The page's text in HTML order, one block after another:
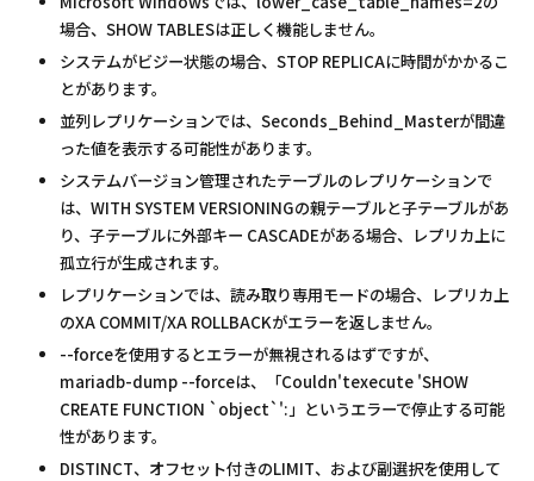
場合、SHOW TABLESは正しく機能しません。
システムがビジー状態の場合、STOP REPLICAに時間がかかるこ
とがあります。
並列レプリケーションでは、Seconds_Behind_Masterが間違
った値を表示する可能性があります。
システムバージョン管理されたテーブルのレプリケーションで
は、WITH SYSTEM VERSIONINGの親テーブルと子テーブルがあ
り、子テーブルに外部キー CASCADEがある場合、レプリカ上に
孤立行が生成されます。
レプリケーションでは、読み取り専用モードの場合、レプリカ上
のXA COMMIT/XA ROLLBACKがエラーを返しません。
--forceを使用するとエラーが無視されるはずですが、
mariadb-dump --forceは、「Couldn'texecute 'SHOW
CREATE FUNCTION `object`':」というエラーで停止する可能
性があります。
DISTINCT、オフセット付きのLIMIT、および副選択を使用して